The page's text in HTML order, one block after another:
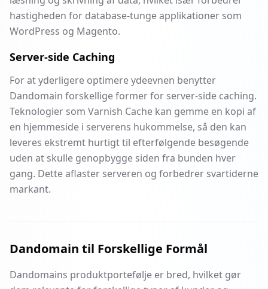
hastigheden for database-tunge applikationer som
WordPress og Magento.
Server-side Caching
For at yderligere optimere ydeevnen benytter
Dandomain forskellige former for server-side caching.
Teknologier som Varnish Cache kan gemme en kopi af
en hjemmeside i serverens hukommelse, så den kan
leveres ekstremt hurtigt til efterfølgende besøgende
uden at skulle genopbygge siden fra bunden hver
gang. Dette aflaster serveren og forbedrer svartiderne
markant.
Dandomain til Forskellige Formål
Dandomains produktportefølje er bred, hvilket gør